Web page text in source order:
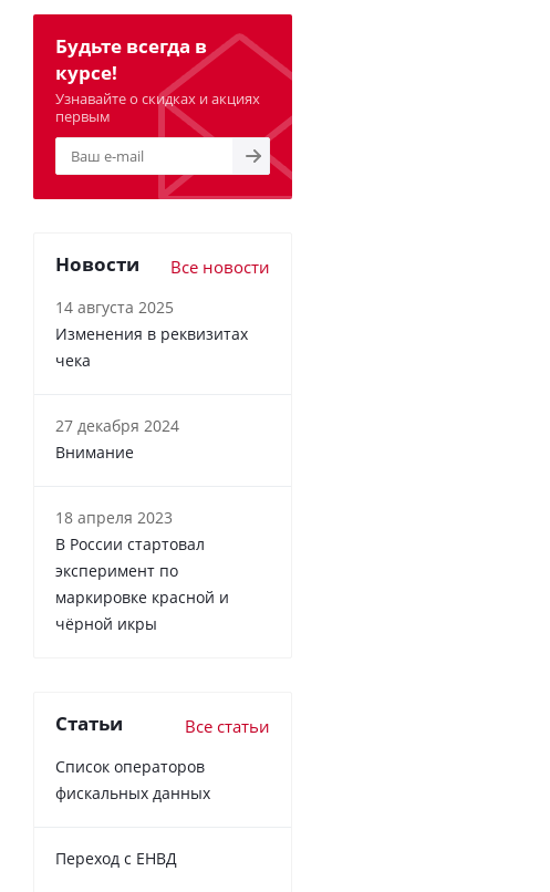
Будьте всегда в
курсе!
Узнавайте о скидках и акциях
первым
Новости Все новости
14 августа 2025
Изменения в реквизитах
чека
27 декабря 2024
Внимание
18 апреля 2023
В России cтартовал
эксперимент по
маркировке красной и
чёрной икры
Статьи Все статьи
Список операторов
фискальных данных
Переход с ЕНВД